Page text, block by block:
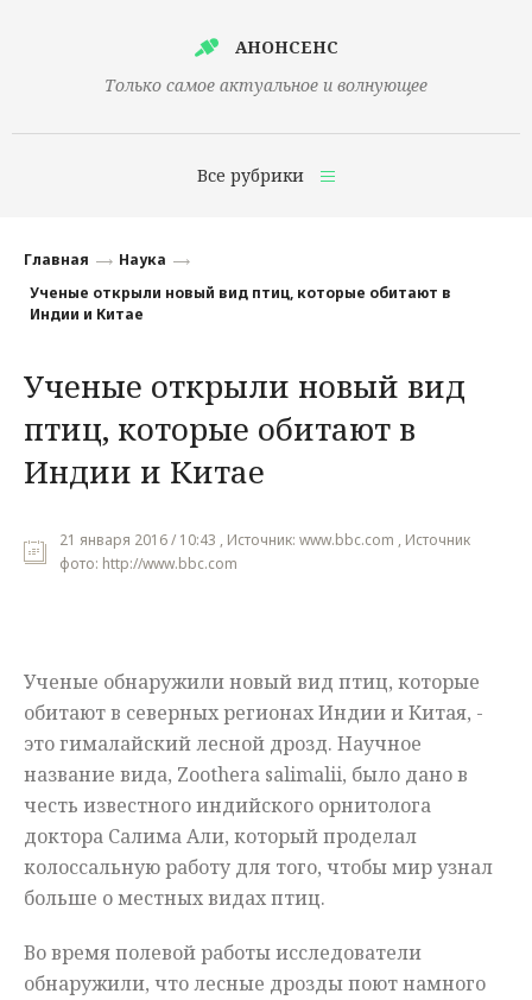
АНОНСЕНС
Только самое актуальное и волнующее
Все рубрики
Финансы
Наука
Культура
Общество
Мнения
Главная
Наука
Ученые открыли новый вид птиц, которые обитают в
Индии и Китае
Ученые открыли новый вид
птиц, которые обитают в
Индии и Китае
21 января 2016 / 10:43 , Источник: www.bbc.com , Источник
фото: http://www.bbc.com
Ученые обнаружили новый вид птиц, которые
обитают в северных регионах Индии и Китая, -
это гималайский лесной дрозд. Научное
название вида, Zoothera salimalii, было дано в
честь известного индийского орнитолога
доктора Салима Али, который проделал
колоссальную работу для того, чтобы мир узнал
больше о местных видах птиц.
Во время полевой работы исследователи
обнаружили, что лесные дрозды поют намного